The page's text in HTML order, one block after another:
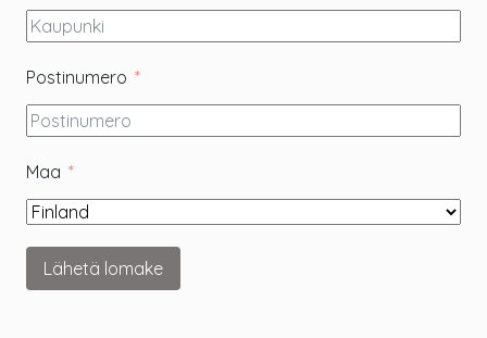
Postinumero
Maa
Lähetä lomake